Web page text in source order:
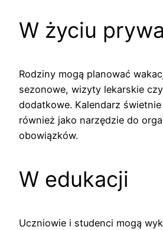
W życiu
Rodziny mogą planować
sezonowe, wizyty lekarskie
dodatkowe. Kalendarz
również jako narzędzie do
obowiązków.
W edukacji
Uczniowie i studenci mogą